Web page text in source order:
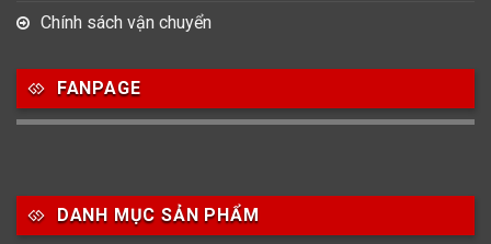
Dây Kim Loại Dây Mess
Size Mặt
107
37-39mm
170
40mm 41mm
Chính sách vận chuyển
FANPAGE
DANH MỤC SẢN PHẨM